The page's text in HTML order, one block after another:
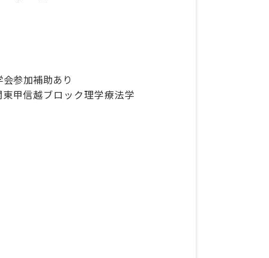
参加補助あり
甲信越ブロック理学療法学